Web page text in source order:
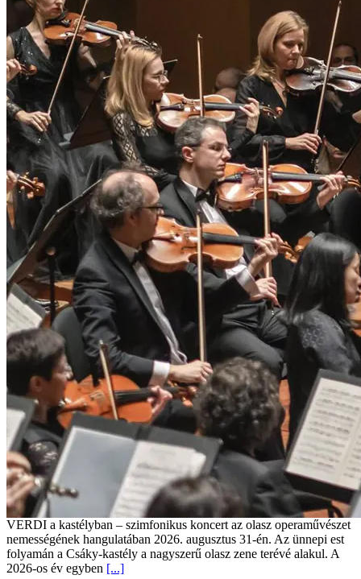
VERDI a kastélyban – szimfonikus koncert az olasz operaművészet
nemességének hangulatában 2026. augusztus 31-én. Az ünnepi est
folyamán a Csáky-kastély a nagyszerű olasz zene terévé alakul. A
2026-os év egyben [...]